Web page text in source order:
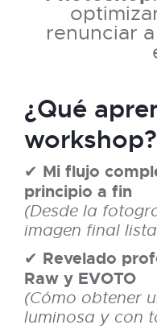
renunciar
¿Qué
workshop?
✔ Mi flujo
principio a fin
(Desde la
imagen final
✔ Revelado
Raw y EVOTO
(Cómo obtener
luminosa y con